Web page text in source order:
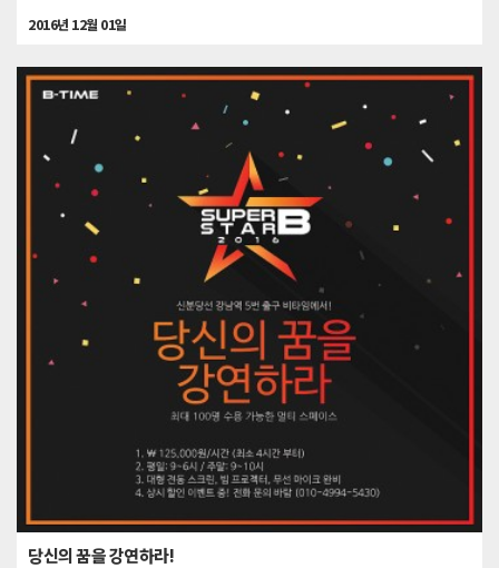
2016년 12월 01일
당신의 꿈을 강연하라!